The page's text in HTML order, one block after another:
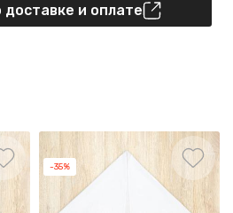
и оплате
-35%